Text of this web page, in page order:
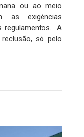
ou ao meio
as exigências
regulamentos. A
só pelo